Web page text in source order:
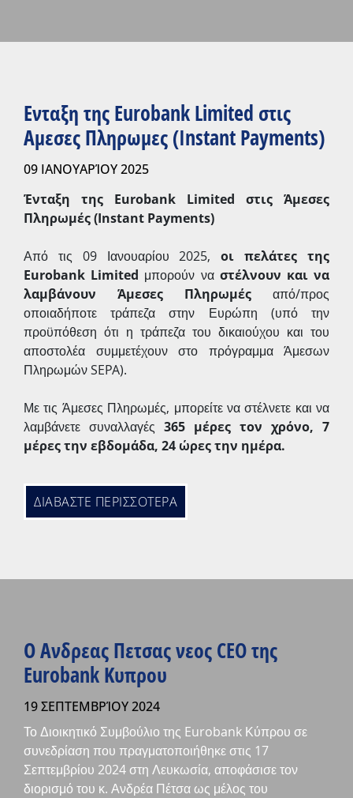
Ενταξη της Eurobank Limited στις
Αμεσες Πληρωμες (Instant Payments)
09 ΙΑΝΟΥΑΡΊΟΥ 2025
Ένταξη της Eurobank Limited στις Άμεσες
Πληρωμές (Instant Payments)
Από τις 09 Ιανουαρίου 2025,οι πελάτες της
Eurobank Limited μπορούν να στέλνουν και να
λαμβάνουν Άμεσες Πληρωμές από/προς
οποιαδήποτε τράπεζα στην Ευρώπη (υπό την
προϋπόθεση ότι η τράπεζα του δικαιούχου και του
αποστολέα συμμετέχουν στο πρόγραμμα Άμεσων
Πληρωμών SEPA).
Με τις Άμεσες Πληρωμές, μπορείτε να στέλνετε και να
λαμβάνετε συναλλαγές 365 μέρες τον χρόνο, 7
μέρες την εβδομάδα, 24 ώρες την ημέρα.
ΔΙΑΒΑΣΤΕ ΠΕΡΙΣΣΟΤΕΡΑ
Ο Ανδρεας Πετσας νεος CEO της
Eurobank Κυπρου
19 ΣΕΠΤΕΜΒΡΊΟΥ 2024
Το Διοικητικό Συμβούλιο της Eurobank Κύπρου σε
συνεδρίαση που πραγματοποιήθηκε στις 17
Σεπτεμβρίου 2024 στη Λευκωσία, αποφάσισε τον
διορισμό του κ. Ανδρέα Πέτσα ως μέλος του